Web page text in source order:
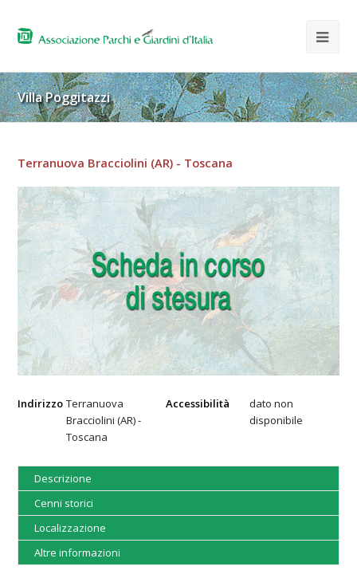
Villa Poggitazzi
Terranuova Bracciolini (AR) - Toscana
Indirizzo Terranuova
Bracciolini (AR) -
Toscana
Accessibilità
dato non
disponibile
Descrizione
Cenni storici
Localizzazione
Altre informazioni